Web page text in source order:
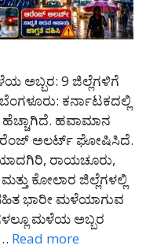
ಅಬ್ಬರ: 9 ಜಿಲ್ಲೆಗಳಿಗೆ
ಕರ್ನಾಟಕದಲ್ಲಿ
ಹವಾಮಾನ
ಅಲರ್ಟ್ ಘೋಷಿಸಿದೆ.
ರಾಯಚೂರು,
ಕೋಲಾರ ಜಿಲ್ಲೆಗಳಲ್ಲಿ
ಸಹಿತ ಭಾರೀ ಮಳೆಯಾಗುವ
ಮಳೆಯ ಅಬ್ಬರ
Read more